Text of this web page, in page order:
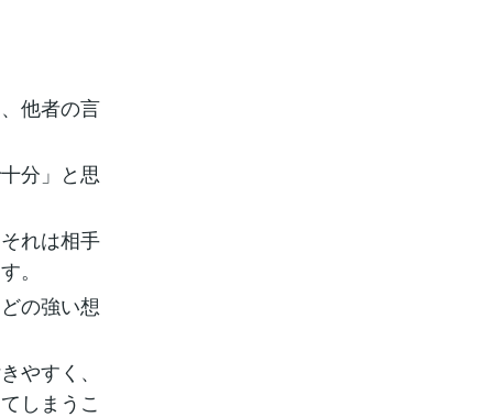
他者の言
分」と思
れは相手
。
の強い想
やすく、
しまうこ